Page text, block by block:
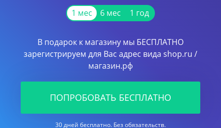
1 мес 6 мес 1 год
В подарок к магазину мы БЕСПЛАТНО
зарегистрируем для Вас адрес вида shop.ru /
магазин.рф
ПОПРОБОВАТЬ БЕСПЛАТНО
30 дней бесплатно. Без обязательств.